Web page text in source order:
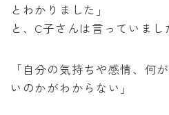
とわかりました」
と、C子さんは言っていまし
「自分の気持ちや感情、何
いのかがわからない」